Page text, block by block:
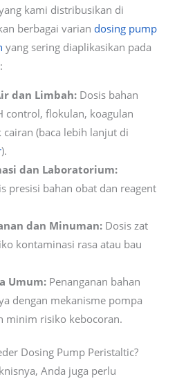
kami distribusikan di
berbagai varian dosing pump
yang sering diaplikasikan pada
dan Limbah: Dosis bahan
control, flokulan, koagulan
cairan (baca lebih lanjut di
).
dan Laboratorium:
presisi bahan obat dan reagent
dan Minuman: Dosis zat
kontaminasi rasa atau bau
Umum: Penanganan bahan
dengan mekanisme pompa
minim risiko kebocoran.
Dosing Pump Peristaltic?
Anda juga perlu